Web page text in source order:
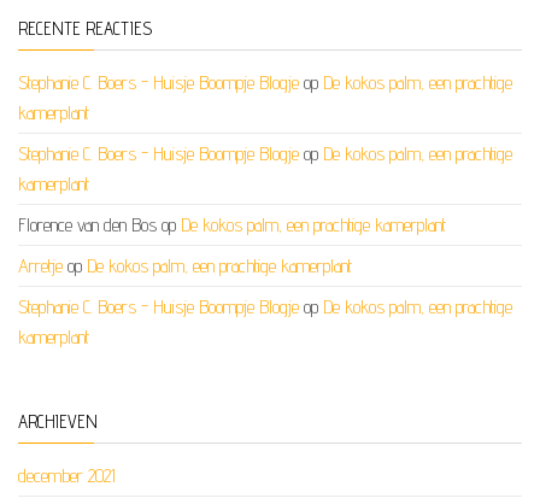
RECENTE REACTIES
Stephanie C. Boers - Huisje Boompje Blogje op De kokos palm, een prachtige
kamerplant
Stephanie C. Boers - Huisje Boompje Blogje op De kokos palm, een prachtige
kamerplant
Florence van den Bos op De kokos palm, een prachtige kamerplant
Arretje op De kokos palm, een prachtige kamerplant
Stephanie C. Boers - Huisje Boompje Blogje op De kokos palm, een prachtige
kamerplant
ARCHIEVEN
december 2021